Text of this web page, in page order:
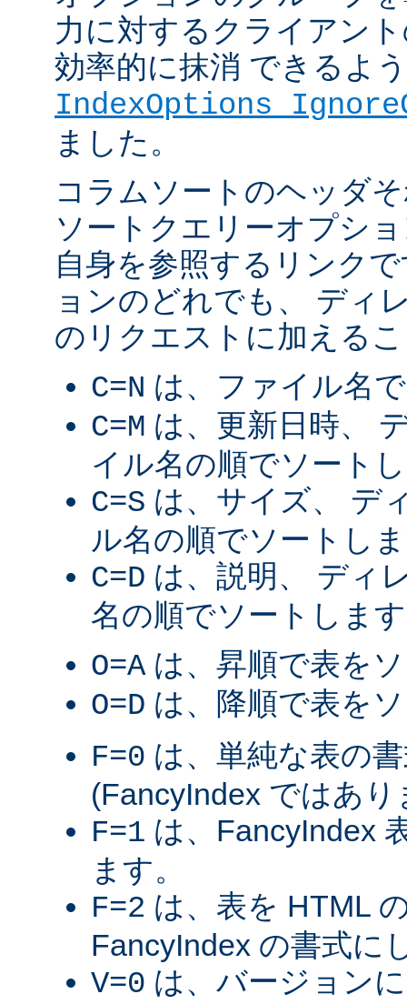
力に対するクライアン
効率的に抹消 できるよ
IndexOptions
ました。
コラムソートのヘッダ
ソートクエリーオプシ
自身を参照するリンク
ョンのどれでも、 ディ
のリクエストに加える
C=N は、ファイル名
C=M は、更新日時、
イル名の順でソート
C=S は、サイズ、 デ
ル名の順でソートし
C=D は、説明、 ディ
名の順でソートしま
O=A は、昇順で表を
O=D は、降順で表を
F=0 は、単純な表の
(FancyIndex ではあり
F=1 は、FancyIndex
ます。
F=2 は、表を HTML
FancyIndex の書式に
V=0 は、バージョン